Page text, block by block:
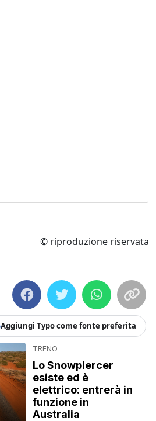
© riproduzione riservata
Aggiungi Typo come fonte preferita
TRENO
Lo Snowpiercer
esiste ed è
elettrico: entrerà in
funzione in
Australia